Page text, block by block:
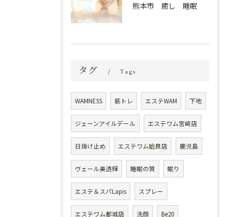
熊本市 癒し 睡眠
タグ Tags
WAMNESS 筋トレ エステWAM 下地
ジェーンアイルデール エステワム宮崎店
日焼け止め エステワム姶良店 鹿児島
ヴェール美透輝 睡眠の質 眠り
エステ＆スパLapis スプレー
エステワム都城店 洗顔 Be20